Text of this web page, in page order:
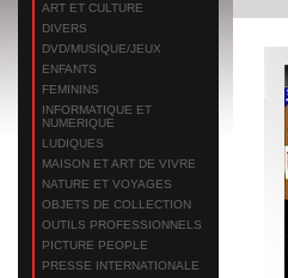
ART ET CULTURE
DIVERS
DVD/MUSIQUE/JEUX
ENFANTS
FEMININS
INFORMATIQUE ET
NUMERIQUE
LUDIQUES
MAISON ET ART DE VIVRE
NATURE ET VOYAGES
OBJETS DE COLLECTION
OUTILS PROFESSIONNELS
PICTURE PEOPLE
PRESSE INTERNATIONALE